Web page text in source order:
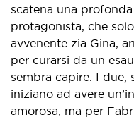
scatena una
protagonista, che
avvenente zia Gina,
per curarsi da un
sembra capire. I due,
iniziano ad avere
amorosa, ma per